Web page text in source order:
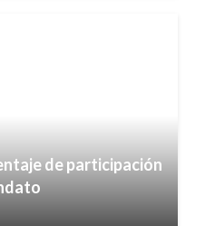
de participación